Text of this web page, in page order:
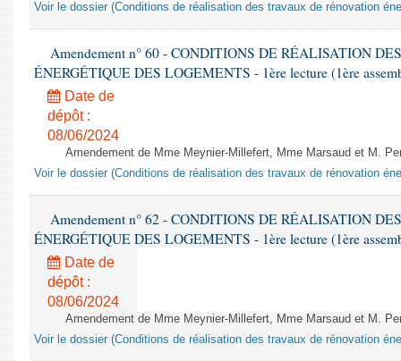
Voir le dossier (Conditions de réalisation des travaux de rénovation
Amendement n° 60 - CONDITIONS DE RÉALISATION
ÉNERGÉTIQUE DES LOGEMENTS - 1ère lecture (1ère
Date de
dépôt :
08/06/2024
Amendement de Mme Meynier-Millefert, Mme Marsaud et M.
Voir le dossier (Conditions de réalisation des travaux de rénovation
Amendement n° 62 - CONDITIONS DE RÉALISATION
ÉNERGÉTIQUE DES LOGEMENTS - 1ère lecture (1ère
Date de
dépôt :
08/06/2024
Amendement de Mme Meynier-Millefert, Mme Marsaud et M.
Voir le dossier (Conditions de réalisation des travaux de rénovation